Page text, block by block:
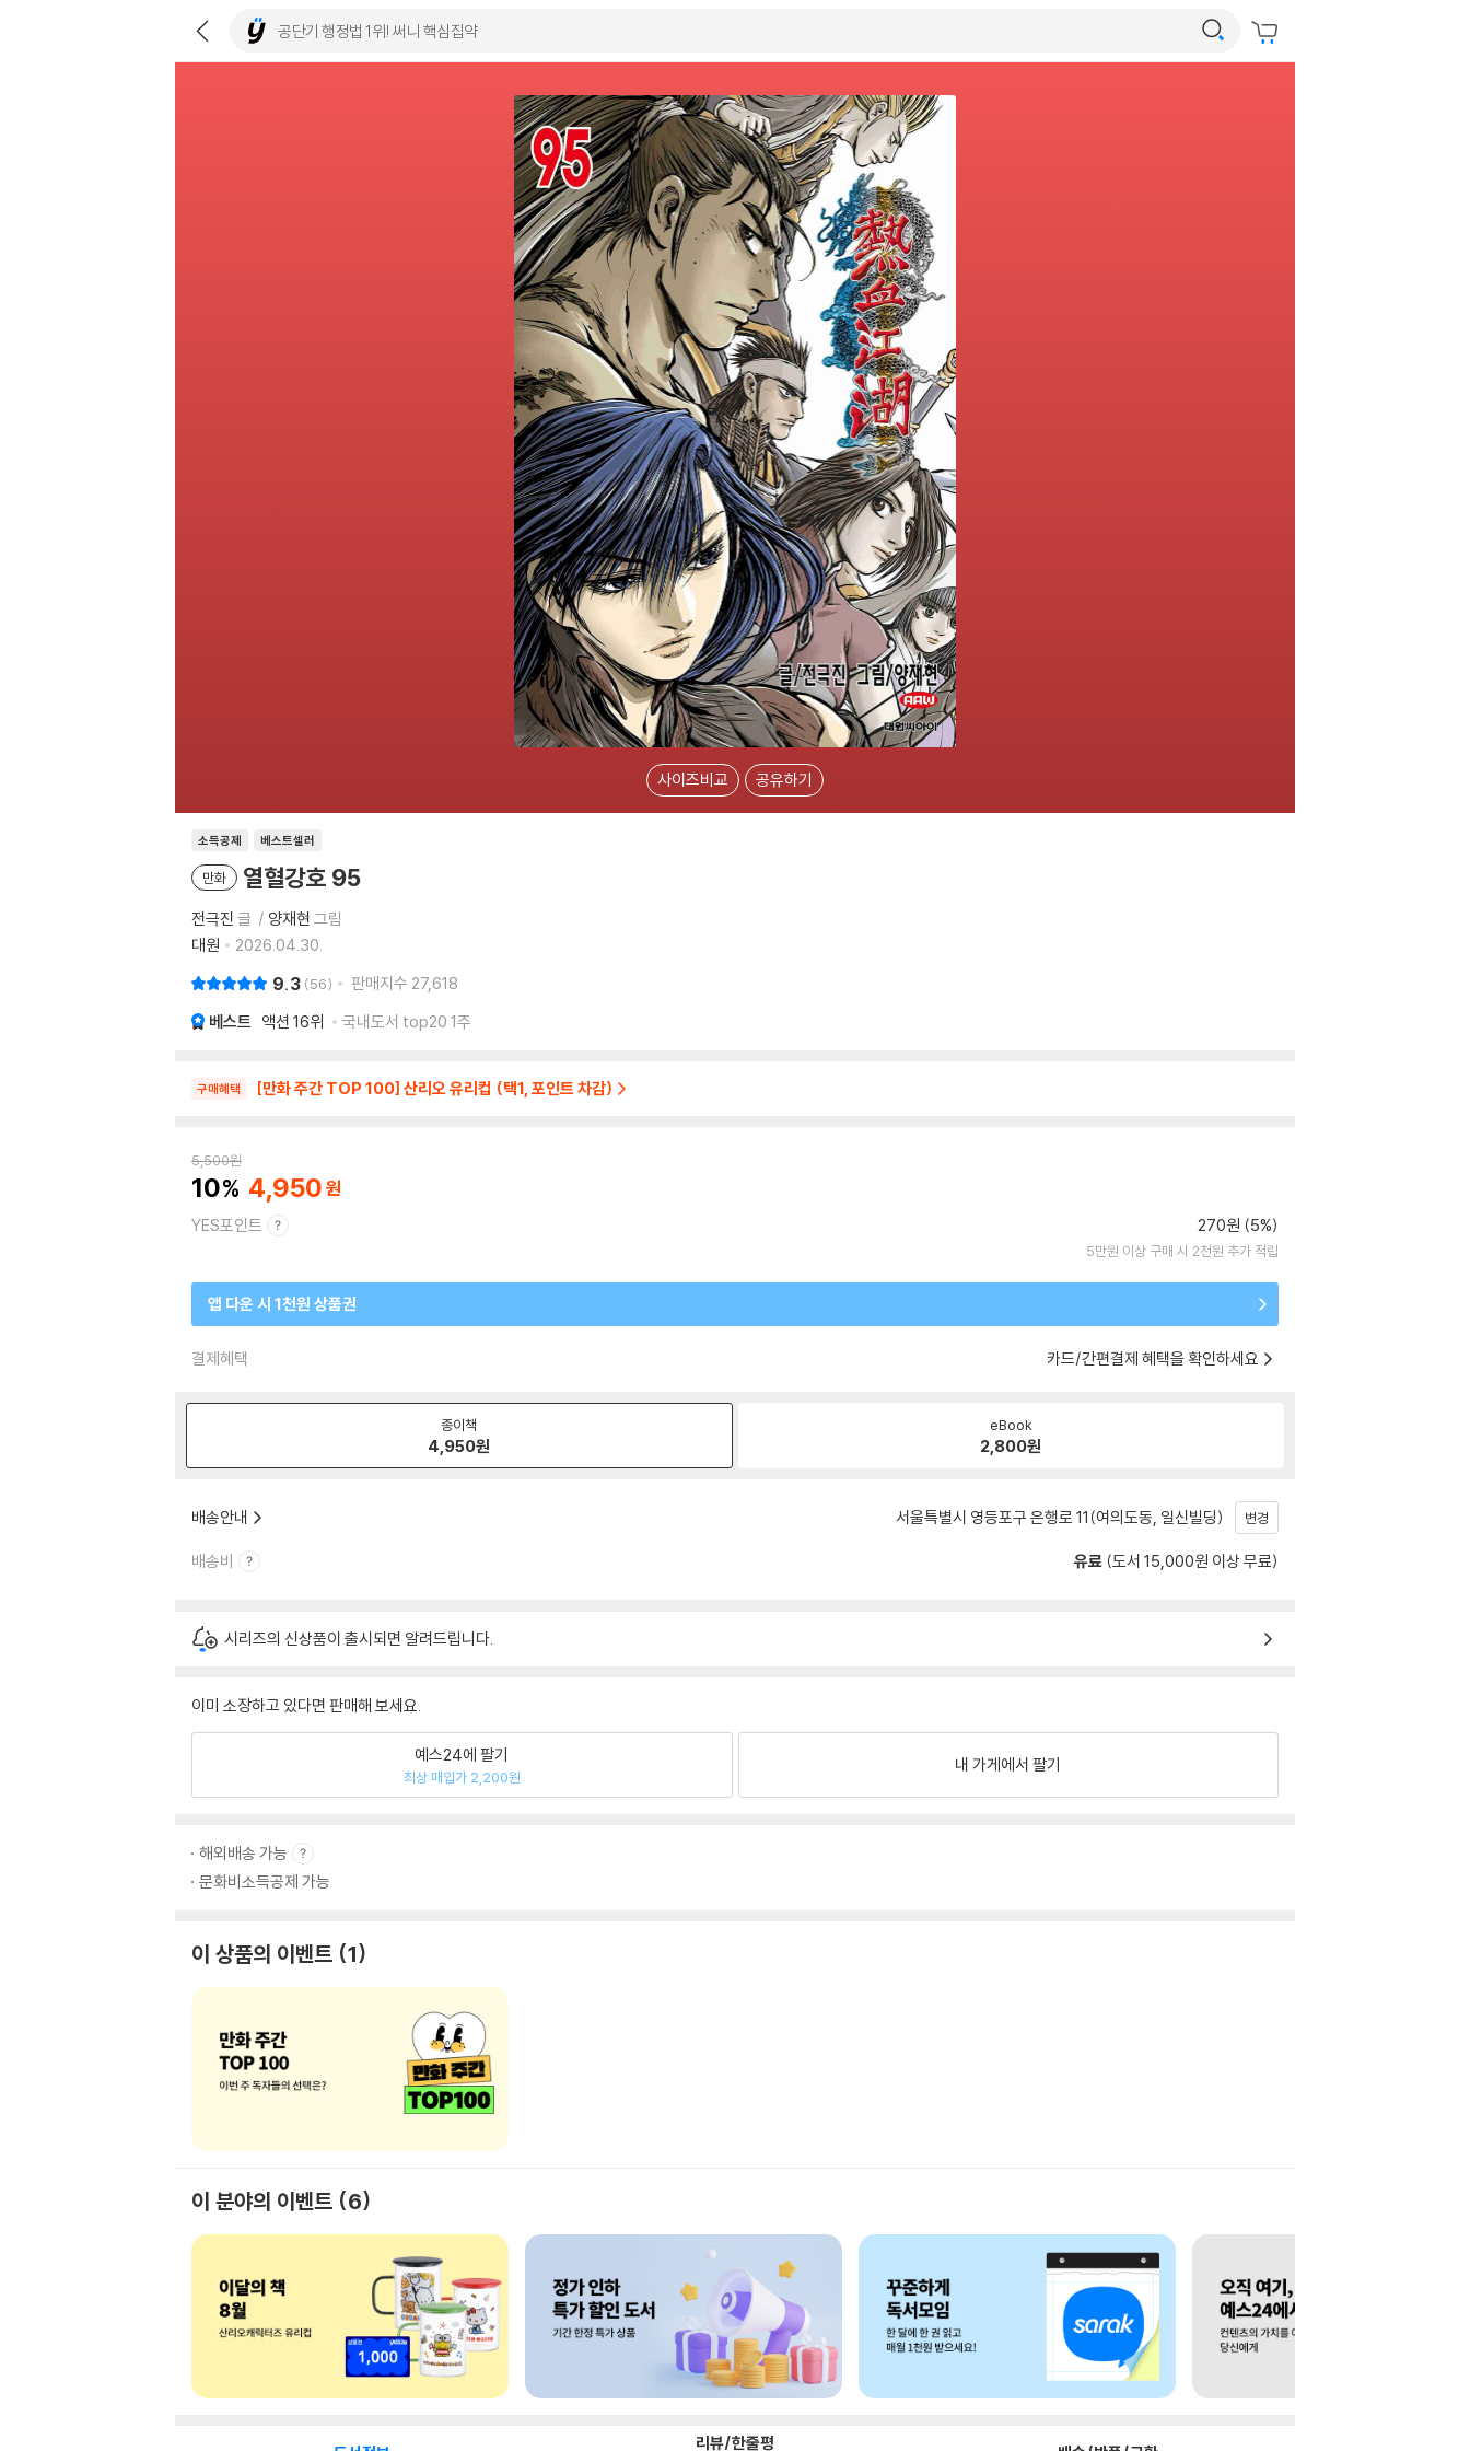
사이즈비교 공유하기
소득공제 베스트셀러
만화 열혈강호 95
전극진 글 양재현 그림
대원
2026.04.30.
9.3 56 판매지수 27,618
베스트 액션 16위 국내도서 top20 1주
구매혜택 [만화 주간 TOP 100] 산리오 유리컵 (택1, 포인트 차감)
5,500원
10 4,950
YES포인트 270원 (5%)
5만원 이상 구매 시 2천원 추가 적립
앱 다운 시 1천원 상품권
결제혜택 카드/간편결제 혜택을 확인하세요
종이책
4,950원
eBook
2,800원
배송안내 서울특별시 영등포구 은행로 11(여의도동, 일신빌딩) 변경
배송비 유료 (도서 15,000원 이상 무료)
시리즈의 신상품이 출시되면 알려드립니다.
이미 소장하고 있다면 판매해 보세요.
예스24에 팔기
최상 매입가 2,200원
내 가게에서 팔기
해외배송 가능
문화비소득공제 가능
이 상품의 이벤트 1
이 분야의 이벤트 6
리뷰/한줄평